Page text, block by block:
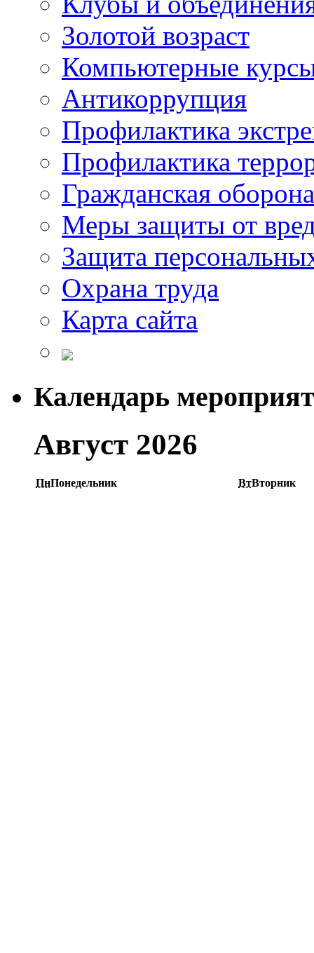
Золотой возраст
Компьютерные
Антикоррупция
Профилактика
Профилактика
Гражданская оборона
Меры защиты от
Защита
Охрана труда
Карта сайта
Календарь
Август 2026
ПнПонедельник ВтВторник